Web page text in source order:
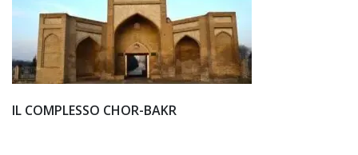
IL COMPLESSO CHOR-BAKR